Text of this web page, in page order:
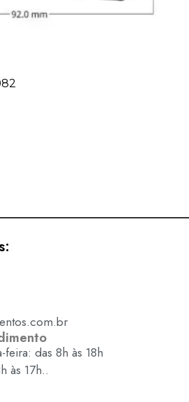
feira: das 8h às 18h
às 17h..